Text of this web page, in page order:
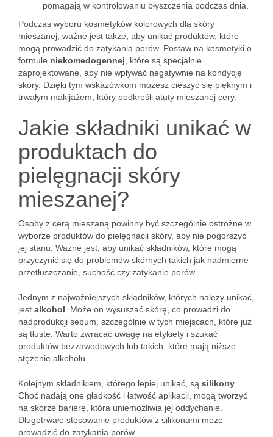
pomagają w kontrolowaniu błyszczenia podczas dnia.
Podczas wyboru kosmetyków kolorowych dla skóry
mieszanej, ważne jest także, aby unikać produktów, które
mogą prowadzić do zatykania porów. Postaw na kosmetyki o
formule niekomedogennej , które są specjalnie
zaprojektowane, aby nie wpływać negatywnie na kondycję
skóry. Dzięki tym wskazówkom możesz cieszyć się pięknym i
trwałym makijażem, który podkreśli atuty mieszanej cery.
Jakie składniki unikać w
produktach do
pielęgnacji skóry
mieszanej?
Osoby z cerą mieszaną powinny być szczególnie ostrożne w
wyborze produktów do pielęgnacji skóry, aby nie pogorszyć
jej stanu. Ważne jest, aby unikać składników, które mogą
przyczynić się do problemów skórnych takich jak nadmierne
przetłuszczanie, suchość czy zatykanie porów.
Jednym z najważniejszych składników, których należy unikać,
jest alkohol . Może on wysuszać skórę, co prowadzi do
nadprodukcji sebum, szczególnie w tych miejscach, które już
są tłuste. Warto zwracać uwagę na etykiety i szukać
produktów bezzawodowych lub takich, które mają niższe
stężenie alkoholu.
Kolejnym składnikiem, którego lepiej unikać, są silikony
Choć nadają one gładkość i łatwość aplikacji, mogą tworzyć
na skórze barierę, która uniemożliwia jej oddychanie.
Długotrwałe stosowanie produktów z silikonami może
prowadzić do zatykania porów.